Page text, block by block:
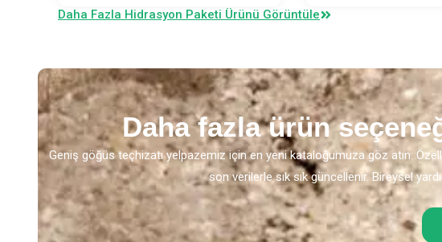
Daha Fazla Hidrasyon Paketi Ürünü Görüntüle
Daha fazla ürün
Geniş göğüs teçhizatı yelpazemiz için en yeni kataloğumuza göz atın.
son verilerle sık sık güncellenir. Bireysel